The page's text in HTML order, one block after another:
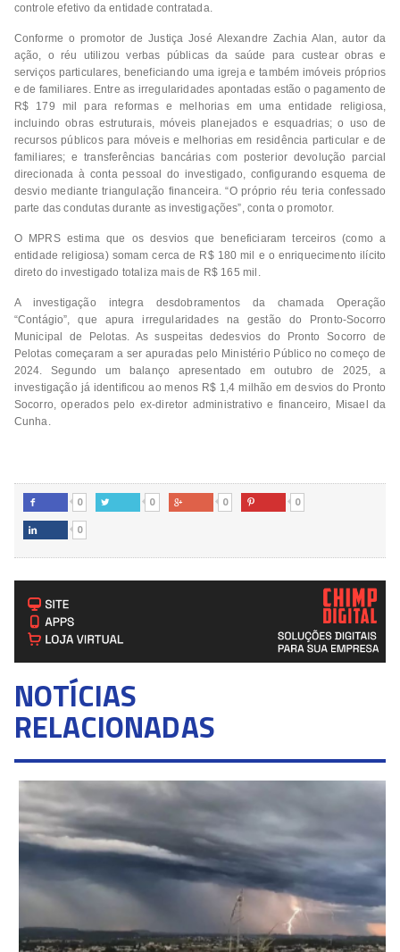
controle efetivo da entidade contratada.
Conforme o promotor de Justiça José Alexandre Zachia Alan, autor da
ação, o réu utilizou verbas públicas da saúde para custear obras e
serviços particulares, beneficiando uma igreja e também imóveis próprios
e de familiares. Entre as irregularidades apontadas estão o pagamento de
R$ 179 mil para reformas e melhorias em uma entidade religiosa,
incluindo obras estruturais, móveis planejados e esquadrias; o uso de
recursos públicos para móveis e melhorias em residência particular e de
familiares; e transferências bancárias com posterior devolução parcial
direcionada à conta pessoal do investigado, configurando esquema de
desvio mediante triangulação financeira. “O próprio réu teria confessado
parte das condutas durante as investigações”, conta o promotor.
O MPRS estima que os desvios que beneficiaram terceiros (como a
entidade religiosa) somam cerca de R$ 180 mil e o enriquecimento ilícito
direto do investigado totaliza mais de R$ 165 mil.
A investigação integra desdobramentos da chamada Operação
“Contágio”, que apura irregularidades na gestão do Pronto-Socorro
Municipal de Pelotas. As suspeitas dedesvios do Pronto Socorro de
Pelotas começaram a ser apuradas pelo Ministério Público no começo de
2024. Segundo um balanço apresentado em outubro de 2025, a
investigação já identificou ao menos R$ 1,4 milhão em desvios do Pronto
Socorro, operados pelo ex-diretor administrativo e financeiro, Misael da
Cunha.
 0  0  0  0
 0
NOTÍCIAS
RELACIONADAS